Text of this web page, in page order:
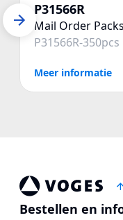
P31566R
Mail Order Packs
P31566R-350pcs
Meer informatie
Voges Online Store
Bestellen en